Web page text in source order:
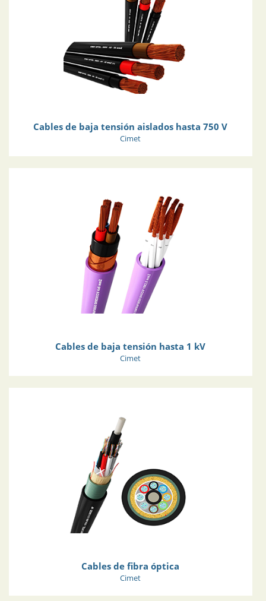
Cables de baja tensión aislados hasta 750 V
Cimet
Cables de baja tensión hasta 1 kV
Cimet
Cables de fibra óptica
Cimet